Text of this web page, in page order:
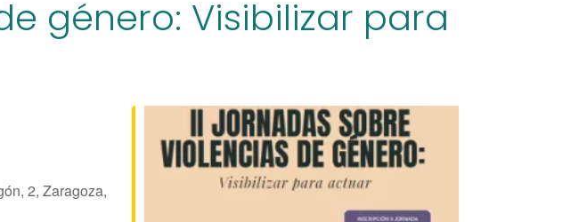
género: Visibilizar para
2, Zaragoza,